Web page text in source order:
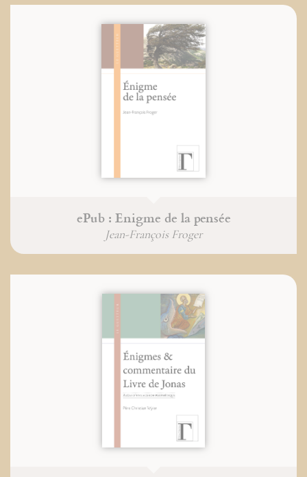
ePub : Enigme de la pensée
Jean-François Froger